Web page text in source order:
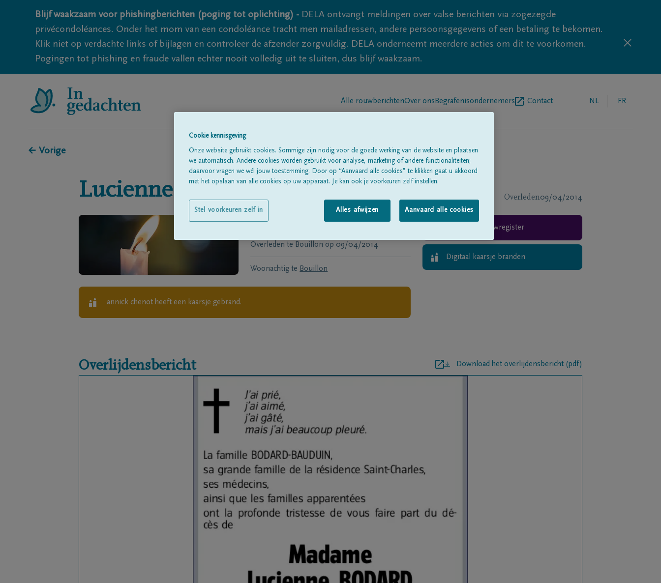
Blijf waakzaam voor phishingberichten (poging tot oplichting) - DELA ontvangt meldingen over valse berichten via zogezegde
privécondoléances. Onder het mom van een condoléance tracht men mailadressen, andere persoonsgegevens of een betaling te bekomen.
Klik niet op verdachte links of bijlagen en controleer de afzender zorgvuldig. DELA onderneemt meerdere acties om dit te voorkomen.
Pogingen tot phishing en fraude vallen echter nooit volledig uit te sluiten, dus blijf waakzaam.
Alle rouwberichtenOver ons Begrafenisondernemers Contact NL FR
← Vorige
Lucienne BODARD Overleden09/04/2014
Geboren te op 17/01/1920
Overleden te Bouillon op 09/04/2014
Woonachtig te Bouillon
annick chenot heeft een kaarsje gebrand.
Rouwregister
Digitaal kaarsje branden
Overlijdensbericht Download het overlijdensbericht (pdf)
Cookie kennisgeving
Onze website gebruikt cookies. Sommige zijn nodig voor de goede werking van de website en plaatsen
we automatisch. Andere cookies worden gebruikt voor analyse, marketing of andere functionaliteiten;
daarvoor vragen we wél jouw toestemming. Door op “Aanvaard alle cookies” te klikken gaat u akkoord
met het opslaan van alle cookies op uw apparaat. Je kan ook je voorkeuren zelf instellen.
Alles afwijzen Aanvaard alle cookies
Stel voorkeuren zelf in